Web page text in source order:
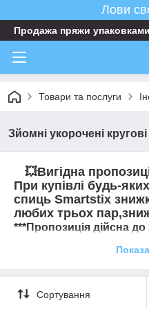
Лови
Продажа пряжи упаковками
Товари та послуги
Зйомні укорочені
💥Вигідна
При купівлі будь-
спиць Smartstix
любих трьох
***Пропозиція дійсна до
Інновація в світі
Зйомні укорочені кругові
Сортування